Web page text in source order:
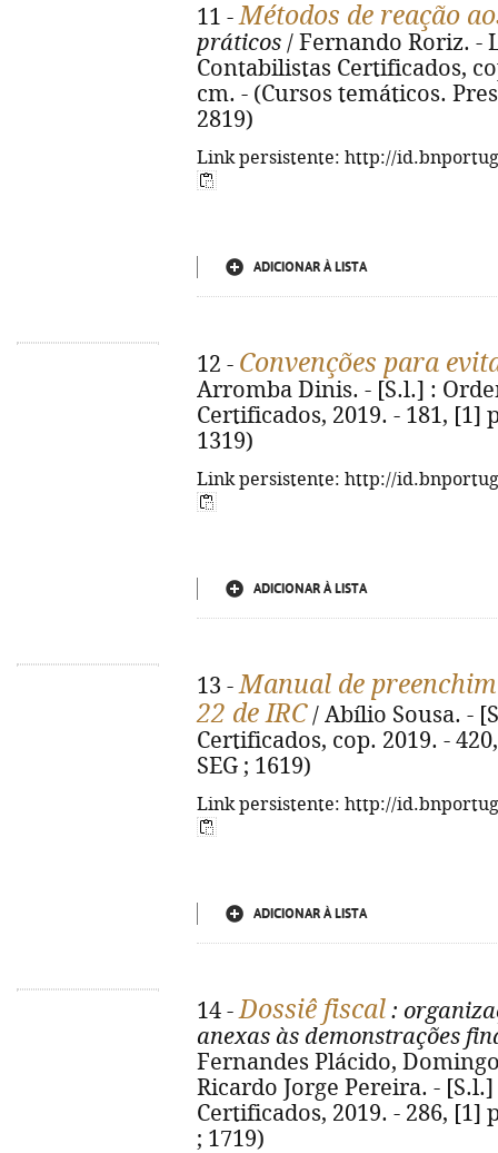
11 -Métodos de reação
práticos / Fernando Roriz. -
Contabilistas Certificados,
cm. - (Cursos temáticos.
2819)
Link persistente: http://
ADICIONAR À LISTA
12 - Convenções para
Arromba Dinis. - [S.l.] :
Certificados, 2019. - 181, [1]
1319)
Link persistente: http://
ADICIONAR À LISTA
13 -Manual de
22 de IRC/ Abílio Sousa. -
Certificados, cop. 2019. -
SEG ; 1619)
Link persistente: http://
ADICIONAR À LISTA
14 -Dossiê fiscal :
anexas às demonstrações
Fernandes Plácido,
Ricardo Jorge Pereira. -
Certificados, 2019. - 286, [1]
; 1719)